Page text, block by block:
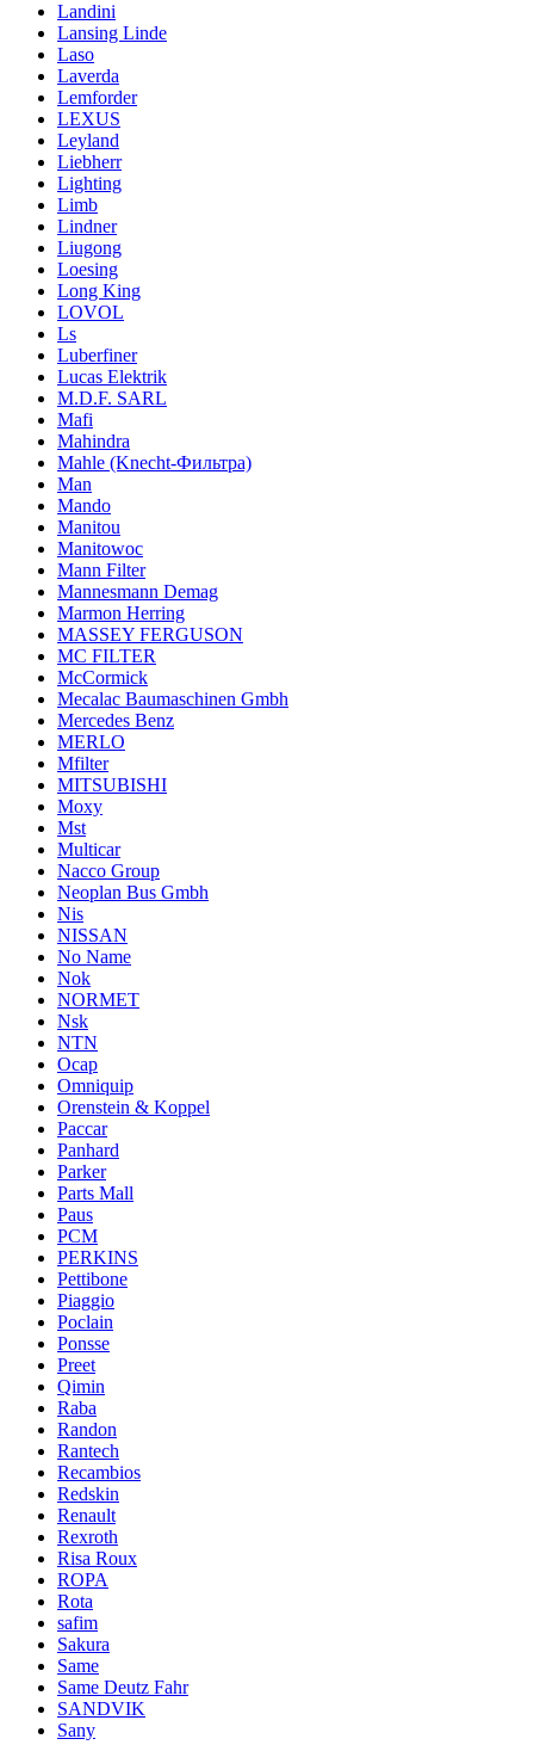
Landini
Lansing Linde
Laso
Laverda
Lemforder
LEXUS
Leyland
Liebherr
Lighting
Limb
Lindner
Liugong
Loesing
Long King
LOVOL
Ls
Luberfiner
Lucas Elektrik
M.D.F. SARL
Mafi
Mahindra
Mahle (Knecht-Фильтра)
Man
Mando
Manitou
Manitowoc
Mann Filter
Mannesmann Demag
Marmon Herring
MASSEY FERGUSON
MC FILTER
McCormick
Mecalac Baumaschinen Gmbh
Mercedes Benz
MERLO
Mfilter
MITSUBISHI
Moxy
Mst
Multicar
Nacco Group
Neoplan Bus Gmbh
Nis
NISSAN
No Name
Nok
NORMET
Nsk
NTN
Ocap
Omniquip
Orenstein & Koppel
Paccar
Panhard
Parker
Parts Mall
Paus
PCM
PERKINS
Pettibone
Piaggio
Poclain
Ponsse
Preet
Qimin
Raba
Randon
Rantech
Recambios
Redskin
Renault
Rexroth
Risa Roux
ROPA
Rota
safim
Sakura
Same
Same Deutz Fahr
SANDVIK
Sany